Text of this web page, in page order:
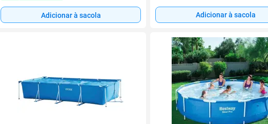
Adicionar à sacola Adicionar à sacola